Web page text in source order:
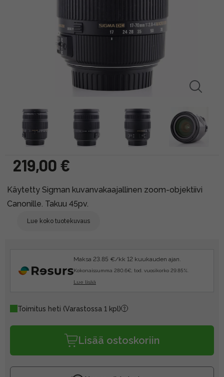
219,00 €
Käytetty Sigman kuvanvakaajallinen zoom-objektiivi
Canonille. Takuu 45pv.
Lue koko tuotekuvaus
Maksa 23.85 €/kk 12 kuukauden ajan.
Kokonaissumma 280.6€, tod. vuosikorko 29.85%.
Lue lisää
Toimitus heti (Varastossa 1 kpl)
Lisää ostoskoriin